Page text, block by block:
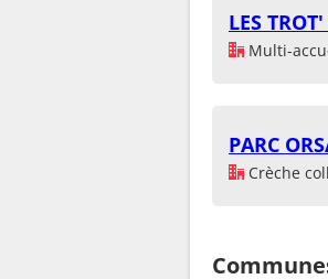
LES
Multi-
PARC
Crèche